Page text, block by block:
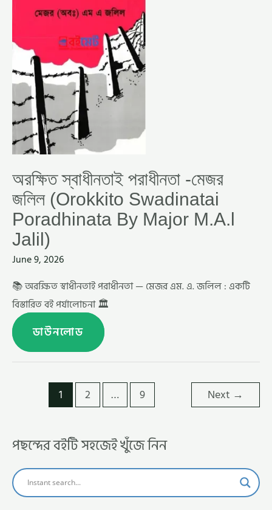
অরক্ষিত স্বাধীনতাই পরাধীনতা -মেজর
জলিল (Orokkito Swadinatai
Poradhinata By Major M.A.l
Jalil)
June 9, 2026
📚 অরক্ষিত স্বাধীনতাই পরাধীনতা — মেজর এম. এ. জলিল : একটি
বিস্তারিত বই পর্যালোচনা 🏛️
PORADHINATA
MAJOR
M.A.L
JALIL)
ডাউনলোড
1 2 … 9 Next →
পছন্দের বইটি সহজেই খুঁজে নিন